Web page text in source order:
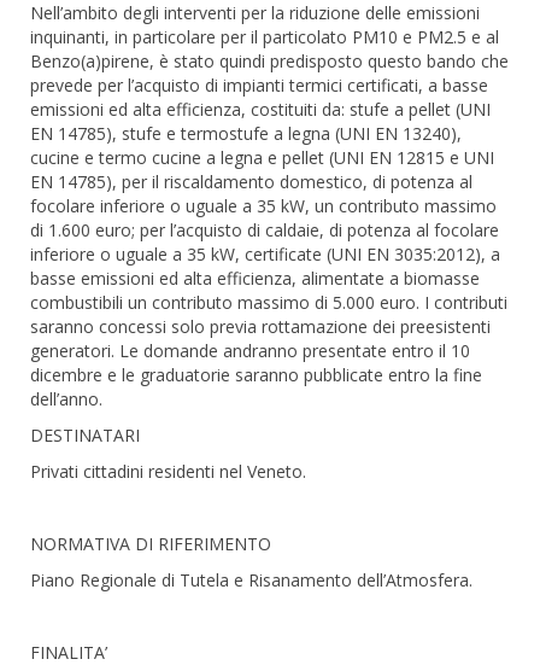
Nell’ambito degli interventi per la riduzione delle emissioni
inquinanti, in particolare per il particolato PM10 e PM2.5 e al
Benzo(a)pirene, è stato quindi predisposto questo bando che
prevede per l’acquisto di impianti termici certificati, a basse
emissioni ed alta efficienza, costituiti da: stufe a pellet (UNI
EN 14785), stufe e termostufe a legna (UNI EN 13240),
cucine e termo cucine a legna e pellet (UNI EN 12815 e UNI
EN 14785), per il riscaldamento domestico, di potenza al
focolare inferiore o uguale a 35 kW, un contributo massimo
di 1.600 euro; per l’acquisto di caldaie, di potenza al focolare
inferiore o uguale a 35 kW, certificate (UNI EN 3035:2012), a
basse emissioni ed alta efficienza, alimentate a biomasse
combustibili un contributo massimo di 5.000 euro. I contributi
saranno concessi solo previa rottamazione dei preesistenti
generatori. Le domande andranno presentate entro il 10
dicembre e le graduatorie saranno pubblicate entro la fine
dell’anno.
DESTINATARI
Privati cittadini residenti nel Veneto.
NORMATIVA DI RIFERIMENTO
Piano Regionale di Tutela e Risanamento dell’Atmosfera.
FINALITA’